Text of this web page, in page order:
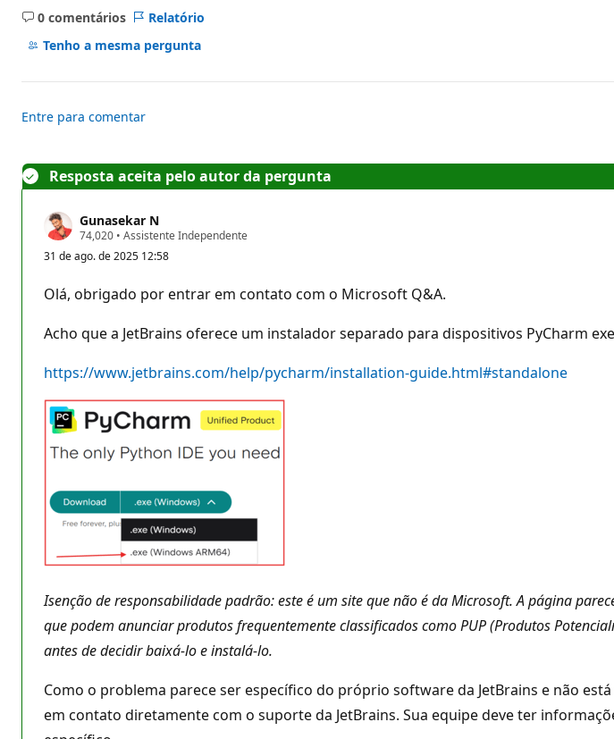
e
u
ç
o
0 comentários
Sem
comentários
Relatório
Tenho a mesma pergunta
Entre para comentar
Resposta aceita pelo autor da pergunta
Gunasekar N
74,020 P
n
o
s
e
r
p
u
a
ç
o
• Assistente Independente
31 de ago. de 2025 12:58
Olá, obrigado por entrar em contato com o Microsoft Q&A.
Acho que a JetBrains oferece um instalador separado para dispositivos PyCharm
https://www.jetbrains.com/help/pycharm/installation-guide.html#standalone
Isenção de responsabilidade padrão: este é um site que não é da Microsoft. A página
que podem anunciar produtos frequentemente classificados como PUP (Produtos
antes de decidir baixá-lo e instalá-lo.
Como o problema parece ser específico do próprio software da JetBrains e não
em contato diretamente com o suporte da JetBrains. Sua equipe deve ter